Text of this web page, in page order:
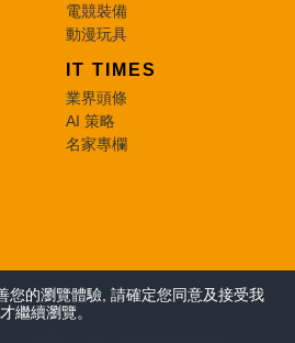
您的瀏覽體驗, 請確定您同意及接受我
才繼續瀏覽。
電競裝備
動漫玩具
IT TIMES
業界頭條
AI 策略
名家專欄
Reserved.